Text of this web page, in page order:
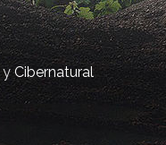
yCibernatural